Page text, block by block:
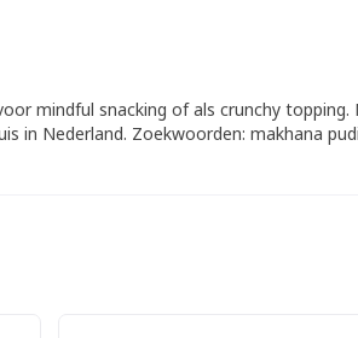
mindful snacking of als crunchy
in Nederland. Zoekwoorden: makhana